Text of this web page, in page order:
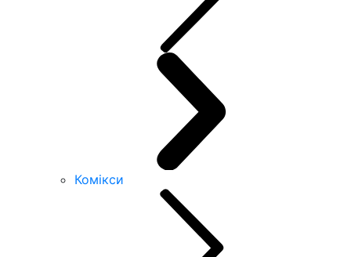
Комікси